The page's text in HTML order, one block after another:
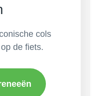
cols
de fiets.